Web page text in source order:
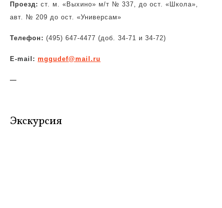
Проезд: ст. м. «Выхино» м/т № 337, до ост. «Школа»,
авт. № 209 до ост. «Универсам»
Телефон: (495) 647-4477 (доб. 34-71 и 34-72)
E-mail: mggudef@mail.ru
—
Экскурсия